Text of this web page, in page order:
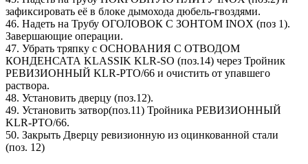
зафиксировать её в блоке дымохода дюбель-гвоздями.
46. Надеть на Трубу ОГОЛОВОК С ЗОНТОМ INOX (поз 1).
Завершающие операции.
47. Убрать тряпку с ОСНОВАНИЯ С ОТВОДОМ
КОНДЕНСАТА KLASSIK KLR-SO (поз.14) через Тройник
РЕВИЗИОННЫЙ KLR-PTO/66 и очистить от упавшего
раствора.
48. Установить дверцу (поз.12).
49. Установить затвор(поз.11) Тройника РЕВИЗИОННЫЙ
KLR-PTO/66.
50. Закрыть Дверцу ревизионную из оцинкованной стали
(поз. 12)